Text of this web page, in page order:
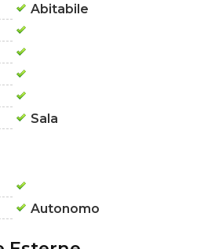
Abitabile
Sala
Autonomo